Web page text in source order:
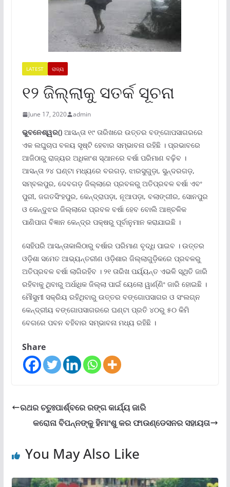
LATEST ରାଜ୍ୟ
୧୨ ଜିଲ୍ଲାକୁ ସତର୍କ ସୂଚନା
June 17, 2020 admin
ଭୁବନେଶ୍ୱର()ଆସନ୍ତା ୧୯ ତାରିଖରେ ଉତ୍ତର ବଙ୍ଗୋପସାଗରରେ
ଏକ ଲଘୁଚାପ ବଳୟ ସୃଷ୍ଟି ହେବାର ସମ୍ଭାବନା ରହିଛି । ପ୍ରଭାବରେ
ଆଜିଠାରୁ ରାଜ୍ୟର ଅଧିକାଂଶ ସ୍ଥାନରେ ବର୍ଷା ପରିମାଣ ବଢ଼ିବ ।
ଆସନ୍ତା ୨୪ ଘଣ୍ଟା ମଧ୍ୟରେ ବରଗଡ଼, ଝାରସୁଗୁଡ଼ା, ସୁନ୍ଦରଗଡ଼,
ସମ୍ବଲପୁର, ଦେବଗଡ଼ ଜିଲ୍ଲାରେ ପ୍ରବଳରୁ ଅତିପ୍ରବଳ ବର୍ଷା ଏବଂ
ପୁରୀ, ଜଗତସିଂହପୁର, କେନ୍ଦ୍ରାପଡ଼ା, ନୂଆପଡ଼ା, ବଲାଙ୍ଗୀର, ସୋନପୁର
ଓ କେନ୍ଦୁଝର ଜିଲ୍ଲାରେ ପ୍ରବଳ ବର୍ଷା ହେବ ବୋଲି ଆଞ୍ଚଳିକ
ପାଣିପାଗ ବିଜ୍ଞାନ କେନ୍ଦ୍ର ପକ୍ଷରୁ ପୂର୍ବାନୁମାନ କରାଯାଇଛି ।
ସେହିପରି ଆସନ୍ତାକାଲିଠାରୁ ବର୍ଷାର ପରିମାଣ ବୃଦ୍ଧି ପାଇବ । ଉତ୍ତର
ଓଡ଼ିଶା ସମେତ ଆଭ୍ୟନ୍ତରୀଣ ଓଡ଼ିଶାର ଜିଲ୍ଲାଗୁଡ଼ିକରେ ପ୍ରବଳରୁ
ଅତିପ୍ରବଳ ବର୍ଷା ଲାଗିରହିବ । ୨୧ ତାରିଖ ପର୍ୟ୍ୟନ୍ତ ଏଭଳି ସ୍ଥିତି ଜାରି
ରହିବାକୁ ଥିବାରୁ ଅର୍ଧାଧିକ ଜିଲ୍ଲା ପାଇଁ ୟେଲୋ ୱାର୍ଣ୍ଣିଂ ଜାରି ହୋଇଛି ।
ମୌସୁମୀ ସକ୍ରିୟ ରହିଥିବାରୁ ଉତ୍ତର ବଙ୍ଗୋପସାଗର ଓ ସଂଲଗ୍ନ
କେନ୍ଦ୍ରୀୟ ବଙ୍ଗୋପସାଗରରେ ଘଣ୍ଟା ପ୍ରତି ୪୦ରୁ ୫୦ କିମି
ବେଗରେ ପବନ ବହିବାର ସମ୍ଭାବନା ମଧ୍ୟ ରହିଛି ।
Share
ରଥର ଚତୁଃପାର୍ଶ୍ବରେ ରଙ୍ଗ କାର୍ଯ୍ୟ ଜାରି
କରୋନା ବିପନ୍ନଙ୍କୁ ହିମାଂଶୁ କର ଫାଉଣ୍ଡେସନର ସହାୟତା
You May Also Like